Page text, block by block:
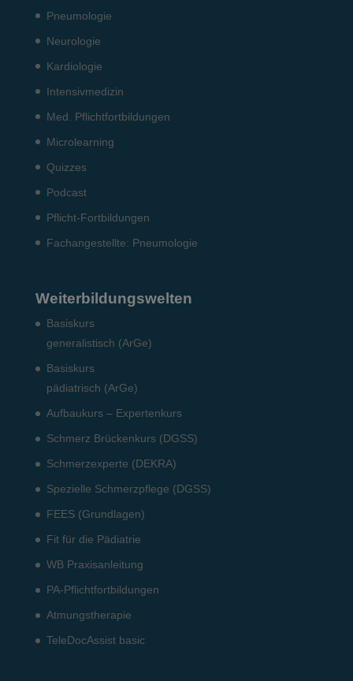
Pneumo­logie
Neurologie
Kardiologie
Intensiv­medizin
Med. Pflichtfort­bildun­gen
Microlearning
Quizzes
Podcast
Pflicht-Fort­bildun­gen
Fach­angestellte: Pneumo­logie
Weiterbildungswelten
Basiskurs
generalistisch (ArGe)
Basiskurs
pädiatrisch (ArGe)
Aufbaukurs – Expertenkurs
Schmerz Brückenkurs (DGSS)
Schmerzexperte (DEKRA)
Spezielle Schmerzpflege (DGSS)
FEES (Grundlagen)
Fit für die Pädiatrie
WB Praxisanleitung
PA-Pflichtfortbildungen
Atmungstherapie
TeleDocAssist basic